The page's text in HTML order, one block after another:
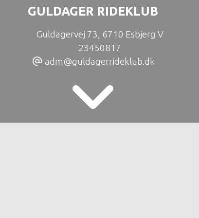
GULDAGER RIDEKLUB
Guldagervej 73, 6710 Esbjerg V
23450817
adm@guldagerrideklub.dk